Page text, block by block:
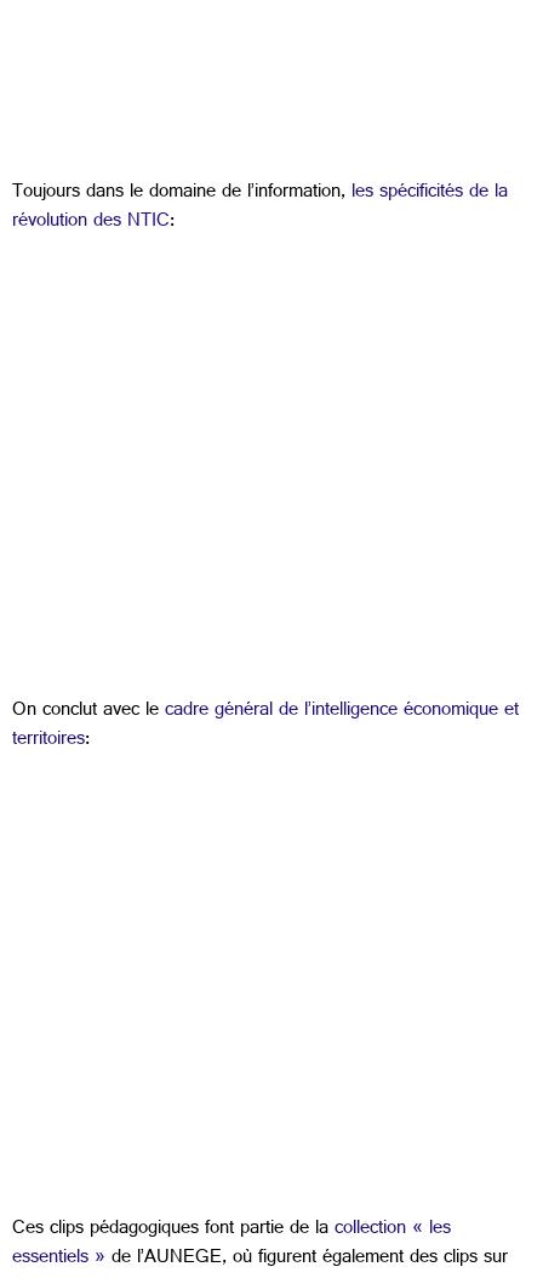
Toujours dans le domaine de l’information,les spécificités de la
révolution des NTIC:
On conclut avec lecadre général de l’intelligence économique et
territoires:
Ces clips pédagogiques font partie de lacollection « les
essentiels »de l’AUNEGE, où figurent également des clips sur